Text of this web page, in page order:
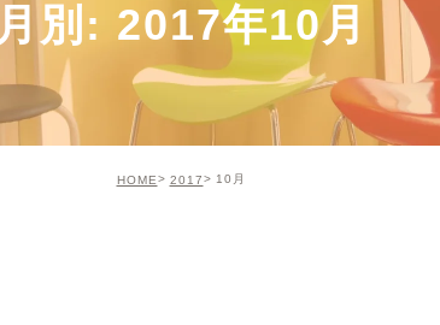
月別: 2017年10月
HOME 2017 10月